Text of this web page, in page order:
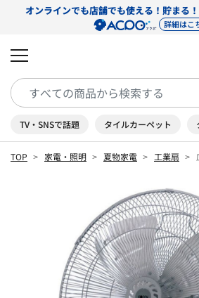
オンラインでも店舗でも使える！貯まる！
詳細はこ
TV・SNSで話題 タイルカーペット
TOP 家電・照明 夏物家電 工業扇